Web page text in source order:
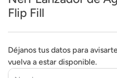
Flip Fill
Déjanos tus datos para
vuelva a estar disponible.